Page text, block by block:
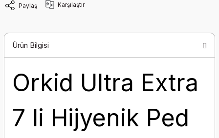
Paylaş Karşılaştır
Ürün Bilgisi
Orkid Ultra Extra
7 li Hijyenik Ped